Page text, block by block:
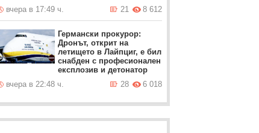
вчера в 17:49 ч.
8 612
21
Германски прокурор:
Дронът, открит на
летището в Лайпциг, е бил
снабден с професионален
експлозив и детонатор
вчера в 22:48 ч.
6 018
28